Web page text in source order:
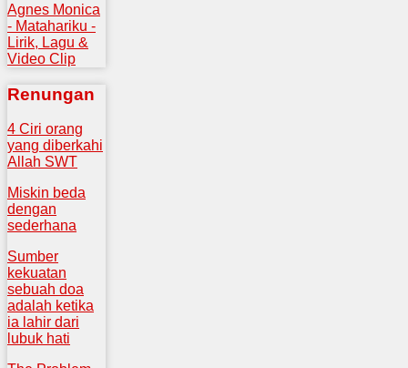
Agnes Monica
- Matahariku -
Lirik, Lagu &
Video Clip
Renungan
4 Ciri orang
yang diberkahi
Allah SWT
Miskin beda
dengan
sederhana
Sumber
kekuatan
sebuah doa
adalah ketika
ia lahir dari
lubuk hati